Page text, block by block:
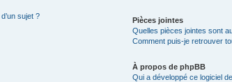
sujet ?
Pièces jointes
Quelles pièces jointes sont
Comment puis-je retrouver
À propos de phpBB
Qui a développé ce logiciel